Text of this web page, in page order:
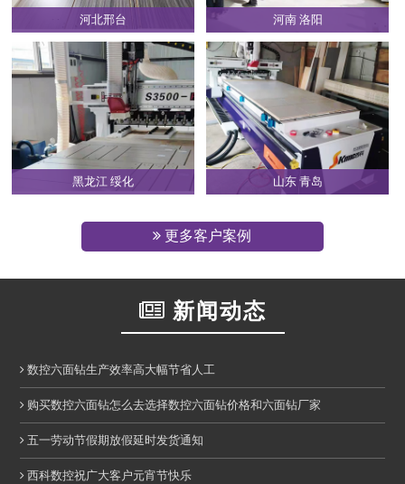
河北邢台 河南 洛阳
黑龙江 绥化 山东 青岛
更多客户案例
新闻动态
数控六面钻生产效率高大幅节省人工
购买数控六面钻怎么去选择数控六面钻价格和六面钻厂家
五一劳动节假期放假延时发货通知
西科数控祝广大客户元宵节快乐